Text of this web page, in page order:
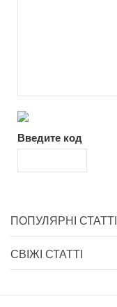
Введите код
ПОПУЛЯРНІ СТАТТІ
СВІЖІ СТАТТІ